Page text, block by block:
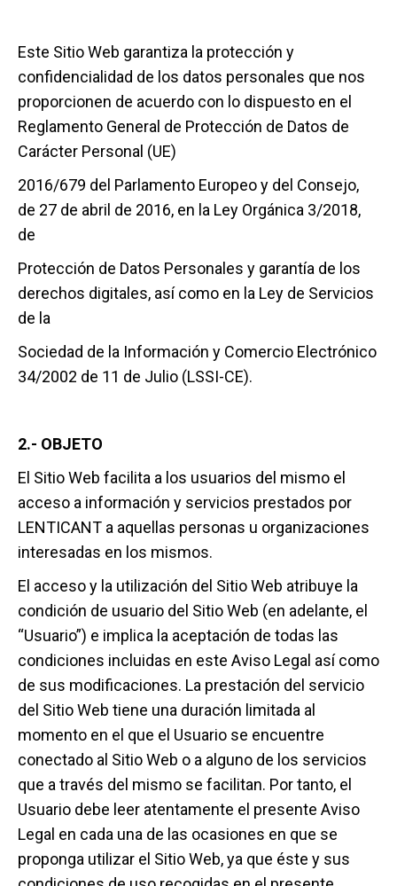
Este Sitio Web garantiza la protección y
confidencialidad de los datos personales que nos
proporcionen de acuerdo con lo dispuesto en el
Reglamento General de Protección de Datos de
Carácter Personal (UE)
2016/679 del Parlamento Europeo y del Consejo,
de 27 de abril de 2016, en la Ley Orgánica 3/2018,
de
Protección de Datos Personales y garantía de los
derechos digitales, así como en la Ley de Servicios
de la
Sociedad de la Información y Comercio Electrónico
34/2002 de 11 de Julio (LSSI-CE).
2.- OBJETO
El Sitio Web facilita a los usuarios del mismo el
acceso a información y servicios prestados por
LENTICANT a aquellas personas u organizaciones
interesadas en los mismos.
El acceso y la utilización del Sitio Web atribuye la
condición de usuario del Sitio Web (en adelante, el
“Usuario”) e implica la aceptación de todas las
condiciones incluidas en este Aviso Legal así como
de sus modificaciones. La prestación del servicio
del Sitio Web tiene una duración limitada al
momento en el que el Usuario se encuentre
conectado al Sitio Web o a alguno de los servicios
que a través del mismo se facilitan. Por tanto, el
Usuario debe leer atentamente el presente Aviso
Legal en cada una de las ocasiones en que se
proponga utilizar el Sitio Web, ya que éste y sus